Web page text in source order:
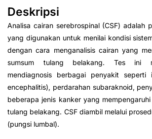
Deskripsi
Analisa cairan serebrospinal (CSF) adalah
yang digunakan untuk menilai kondisi
dengan cara menganalisis cairan yang
sumsum tulang belakang. Tes ini
mendiagnosis berbagai penyakit seperti
encephalitis), perdarahan subaraknoid,
beberapa jenis kanker yang
tulang belakang. CSF diambil melalui
(pungsi lumbal).